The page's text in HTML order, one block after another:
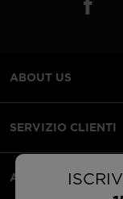
ABOUT US
SERVIZIO CLIENTI
AREA LEGALE